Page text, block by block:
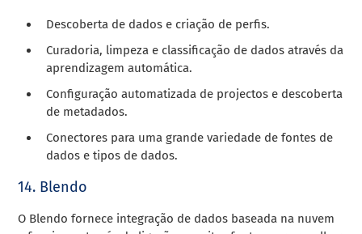
Descoberta de dados e criação de perfis.
Curadoria, limpeza e classificação de dados através da
aprendizagem automática.
Configuração automatizada de projectos e descoberta
de metadados.
Conectores para uma grande variedade de fontes de
dados e tipos de dados.
14. Blendo
O Blendo fornece integração de dados baseada na nuvem